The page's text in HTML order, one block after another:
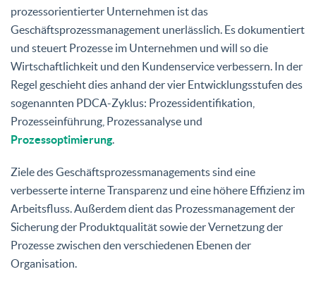
prozessorientierter Unternehmen ist das
Geschäftsprozessmanagement unerlässlich. Es dokumentiert
und steuert Prozesse im Unternehmen und will so die
Wirtschaftlichkeit und den Kundenservice verbessern. In der
Regel geschieht dies anhand der vier Entwicklungsstufen des
sogenannten PDCA-Zyklus: Prozessidentifikation,
Prozesseinführung, Prozessanalyse und
Prozessoptimierung.
Ziele des Geschäftsprozessmanagements sind eine
verbesserte interne Transparenz und eine höhere Effizienz im
Arbeitsfluss. Außerdem dient das Prozessmanagement der
Sicherung der Produktqualität sowie der Vernetzung der
Prozesse zwischen den verschiedenen Ebenen der
Organisation.